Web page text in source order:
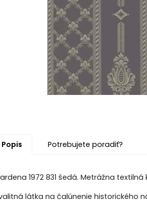
Popis Potrebujete poradiť?
1972 831 šedá. Metrážna
látka na čalúnenie historického